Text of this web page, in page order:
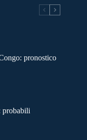
pronostico
probabili